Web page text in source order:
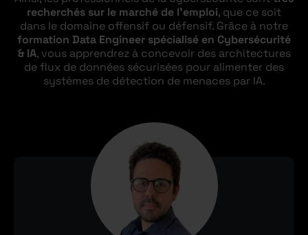
recherchés sur le marché de l’emploi, que ce soit
dans le domaine offensif ou défensif. Grâce à notre
formation Data Engineer spécialisé en Cybersécurité
& IA, vous apprendrez à concevoir des architectures
de flux de données sécurisées pour alimenter des
systèmes de détection de menaces par IA.